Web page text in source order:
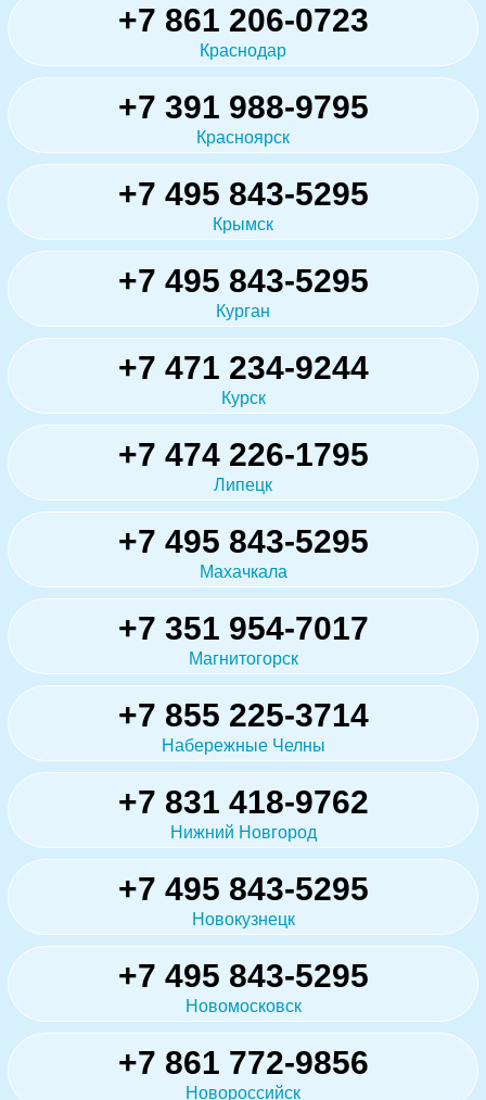
+7 861 206-0723
Краснодар
+7 391 988-9795
Красноярск
+7 495 843-5295
Крымск
+7 495 843-5295
Курган
+7 471 234-9244
Курск
+7 474 226-1795
Липецк
+7 495 843-5295
Махачкала
+7 351 954-7017
Магнитогорск
+7 855 225-3714
Набережные Челны
+7 831 418-9762
Нижний Новгород
+7 495 843-5295
Новокузнецк
+7 495 843-5295
Новомосковск
+7 861 772-9856
Новороссийск